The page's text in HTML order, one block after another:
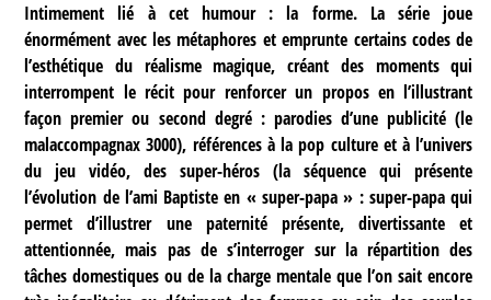
Intimement lié à cet humour : la forme. La série joue
énormément avec les métaphores et emprunte certains codes de
l’esthétique du réalisme magique, créant des moments qui
interrompent le récit pour renforcer un propos en l’illustrant
façon premier ou second degré : parodies d’une publicité (le
malaccompagnax 3000), références à la pop culture et à l’univers
du jeu vidéo, des super-héros (la séquence qui présente
l’évolution de l’ami Baptiste en « super-papa » : super-papa qui
permet d’illustrer une paternité présente, divertissante et
attentionnée, mais pas de s’interroger sur la répartition des
tâches domestiques ou de la charge mentale que l’on sait encore